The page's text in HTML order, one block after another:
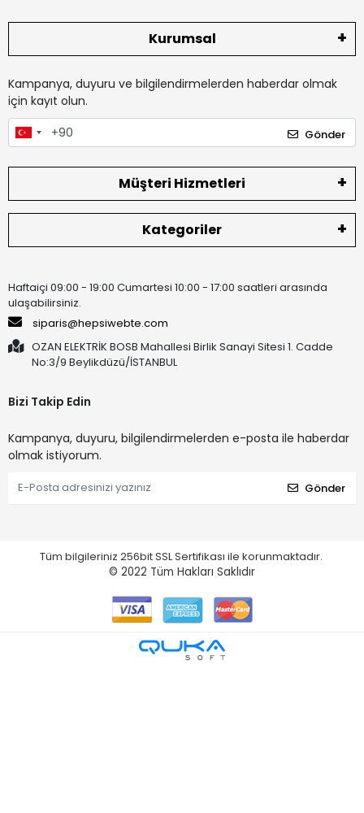
Kurumsal
Kampanya, duyuru ve bilgilendirmelerden haberdar olmak
için kayıt olun.
Gönder
Müşteri Hizmetleri
Kategoriler
Haftaiçi 09:00 - 19:00 Cumartesi 10:00 - 17:00 saatleri arasında
ulaşabilirsiniz.
siparis@hepsiwebte.com
OZAN ELEKTRİK BOSB Mahallesi Birlik Sanayi Sitesi 1. Cadde
No:3/9 Beylikdüzü/İSTANBUL
Bizi Takip Edin
Kampanya, duyuru, bilgilendirmelerden e-posta ile haberdar
olmak istiyorum.
Gönder
Tüm bilgileriniz 256bit SSL Sertifikası ile korunmaktadır.
© 2022 Tüm Hakları Saklıdır